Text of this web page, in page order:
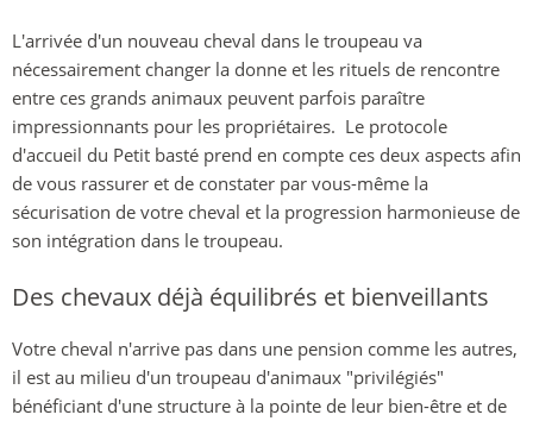
L'arrivée d'un nouveau cheval dans le troupeau va
nécessairement changer la donne et les rituels de rencontre
entre ces grands animaux peuvent parfois paraître
impressionnants pour les propriétaires. Le protocole
d'accueil du Petit basté prend en compte ces deux aspects afin
de vous rassurer et de constater par vous-même la
sécurisation de votre cheval et la progression harmonieuse de
son intégration dans le troupeau.
Des chevaux déjà équilibrés et bienveillants
Votre cheval n'arrive pas dans une pension comme les autres,
il est au milieu d'un troupeau d'animaux "privilégiés"
bénéficiant d'une structure à la pointe de leur bien-être et de